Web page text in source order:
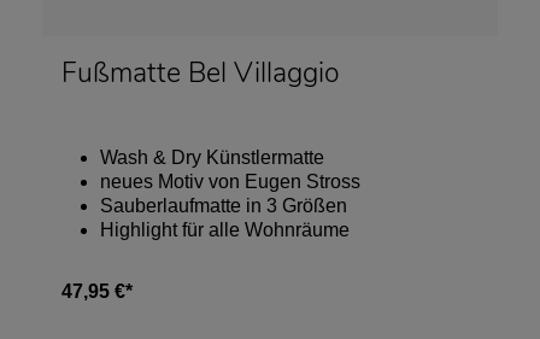
Fußmatte Bel Villaggio
Wash & Dry Künstlermatte
neues Motiv von Eugen Stross
Sauberlaufmatte in 3 Größen
Highlight für alle Wohnräume
47,95 €*